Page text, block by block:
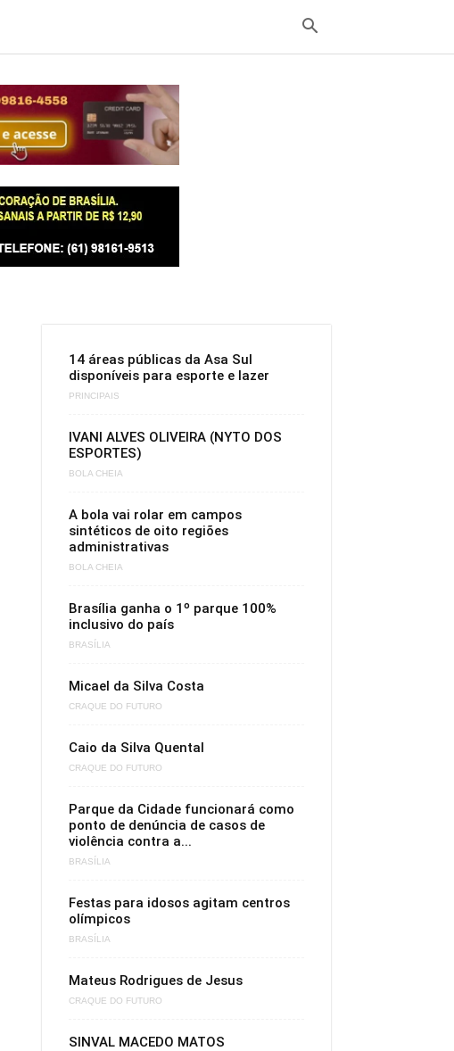
14 áreas públicas da Asa Sul
disponíveis para esporte e lazer
PRINCIPAIS
IVANI ALVES OLIVEIRA (NYTO DOS
ESPORTES)
BOLA CHEIA
A bola vai rolar em campos
sintéticos de oito regiões
administrativas
BOLA CHEIA
Brasília ganha o 1º parque 100%
inclusivo do país
BRASÍLIA
Micael da Silva Costa
CRAQUE DO FUTURO
Caio da Silva Quental
CRAQUE DO FUTURO
Parque da Cidade funcionará como
ponto de denúncia de casos de
violência contra a...
BRASÍLIA
Festas para idosos agitam centros
olímpicos
BRASÍLIA
Mateus Rodrigues de Jesus
CRAQUE DO FUTURO
SINVAL MACEDO MATOS